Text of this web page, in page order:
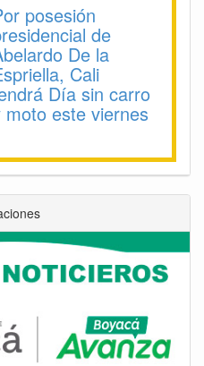
posesión
de
De la
Cali
Día sin carro
moto este viernes